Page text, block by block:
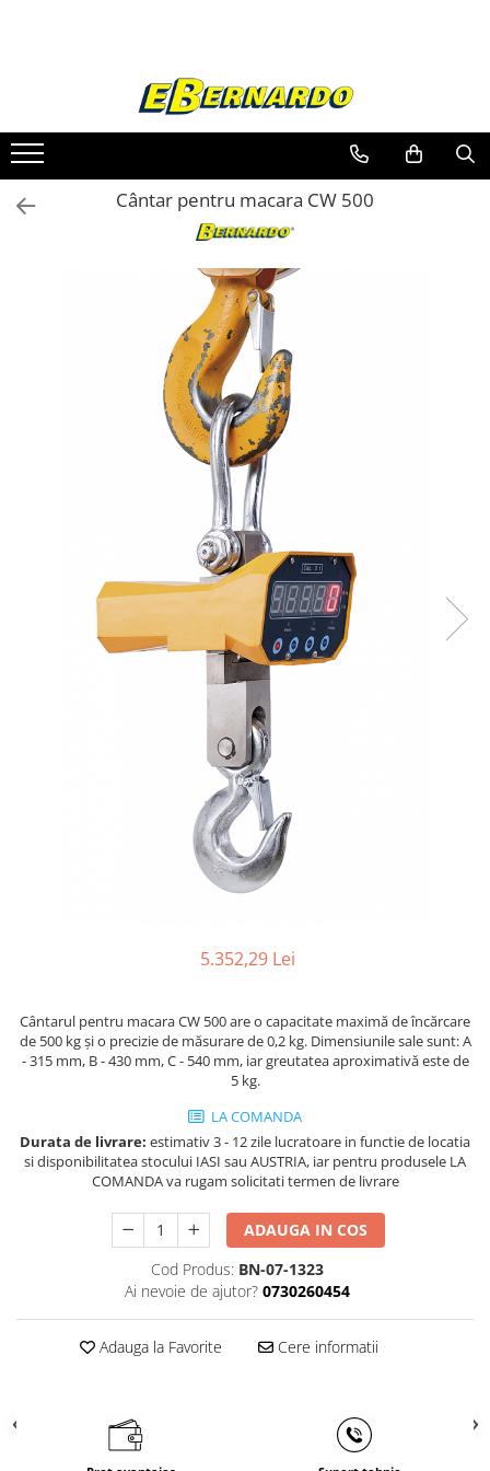
Prelucrare metal
Fierastraie pentru metal
Ferastraie mobile pentru metal
Fierastraie prelucrare metal
Ferastraie orizontale pentru metal
Ferastraie circulare pentru metal
Dispozitive de sudare pentru panze
Ferastraie automate cu banda si
Ferastraie metal cu banda si taiere
dubla semiautomate
Ferastraie prelucrare metal cu
Strunguri cu cutie de viteze
Strunguri cu surub de ghidare
Strunguri de precizie
Strunguri universale cu afisaj
Strunguri universale cu viteza
Masini de gaurit - Vario - cu masa
Masini de gaurit cu coloana
de actionare
Masini de gaurit cu coloana si
curea de distributie
Masini de gaurit cu stand si
coloana
Masini de gaurit radiale
Masini de gaurit cu freza
Masini de frezat universale
Centre de prelucrare verticale CNC
Masini de frezat cu batiu
Masini de frezat multifunctionale
Masini de slefuit metal
Cântar pentru macara CW 500
5.352,29 Lei
Cântarul pentru macara CW 500 are o capacitate maximă de încărcare
de 500 kg și o precizie de măsurare de 0,2 kg. Dimensiunile sale sunt: A
- 315 mm, B - 430 mm, C - 540 mm, iar greutatea aproximativă este de
5 kg.
LA COMANDA
Durata de livrare: estimativ 3 - 12 zile lucratoare in functie de locatia
si disponibilitatea stocului IASI sau AUSTRIA, iar pentru produsele LA
COMANDA va rugam solicitati termen de livrare
ADAUGA IN COS
Cod Produs: BN-07-1323
Ai nevoie de ajutor? 0730260454
Adauga la Favorite Cere informatii